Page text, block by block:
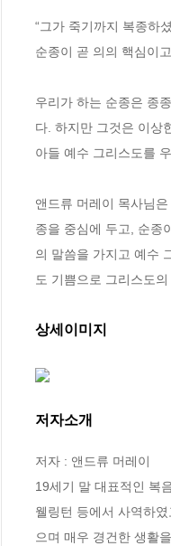
“그가 죽기까지 복종하
순종이 곧 의의 핵심이
우리가 하는 순종은 종
다. 하지만 그것은 이상
아들 예수 그리스도를
앤드류 머레이 목사님
종을 중심에 두고, 순종
의 말씀을 가지고 예수
도 기쁨으로 그리스도
상세이미지
저자소개
저자 : 앤드류 머레이
19세기 말 대표적인 복
웰링턴 등에서 사역하
으며 매우 경건한 생활